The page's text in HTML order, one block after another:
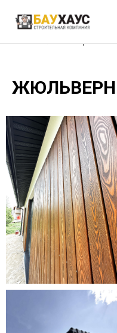
Объекты → Жюльверн
ЖЮЛЬВЕРН